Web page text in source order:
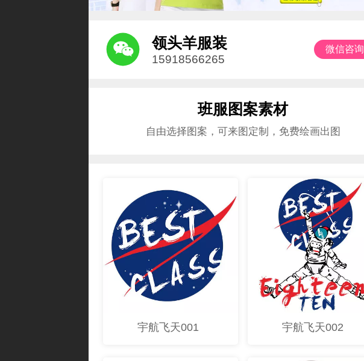
领头羊服装
15918566265
微信咨询
班服图案素材
自由选择图案，可来图定制，免费绘画出图
宇航飞天001 宇航飞天002